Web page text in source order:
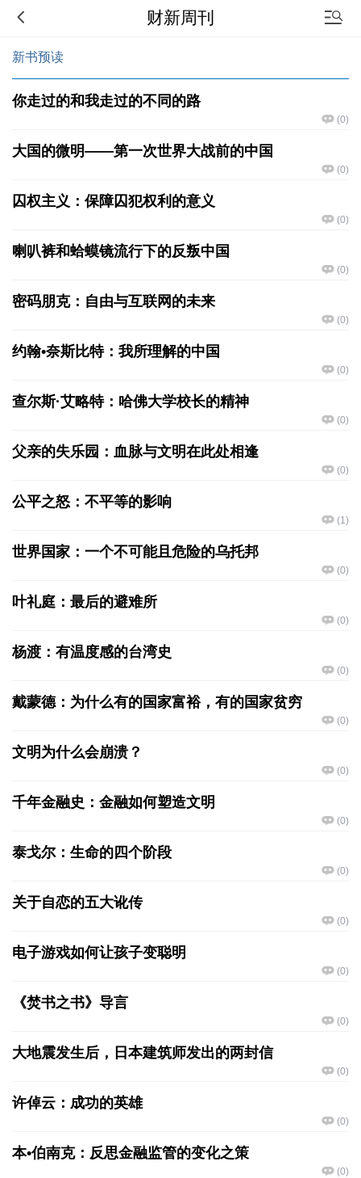
财新周刊
新书预读
你走过的和我走过的不同的路
(0)
大国的微明——第一次世界大战前的中国
(0)
囚权主义：保障囚犯权利的意义
(0)
喇叭裤和蛤蟆镜流行下的反叛中国
(0)
密码朋克：自由与互联网的未来
(0)
约翰•奈斯比特：我所理解的中国
(0)
查尔斯·艾略特：哈佛大学校长的精神
(0)
父亲的失乐园：血脉与文明在此处相逢
(0)
公平之怒：不平等的影响
(1)
世界国家：一个不可能且危险的乌托邦
(0)
叶礼庭：最后的避难所
(0)
杨渡：有温度感的台湾史
(0)
戴蒙德：为什么有的国家富裕，有的国家贫穷
(0)
文明为什么会崩溃？
(0)
千年金融史：金融如何塑造文明
(0)
泰戈尔：生命的四个阶段
(0)
关于自恋的五大讹传
(0)
电子游戏如何让孩子变聪明
(0)
《焚书之书》导言
(0)
大地震发生后，日本建筑师发出的两封信
(0)
许倬云：成功的英雄
(0)
本•伯南克：反思金融监管的变化之策
(0)